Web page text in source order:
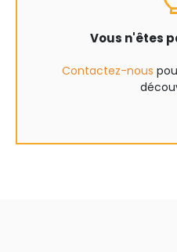
Vous n'êtes
Contactez-nous